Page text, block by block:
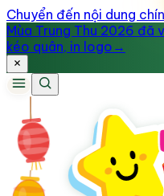
Chuyển đến nội dung
Mùa Trung Thu 2026 đã
kéo quân, in logo →